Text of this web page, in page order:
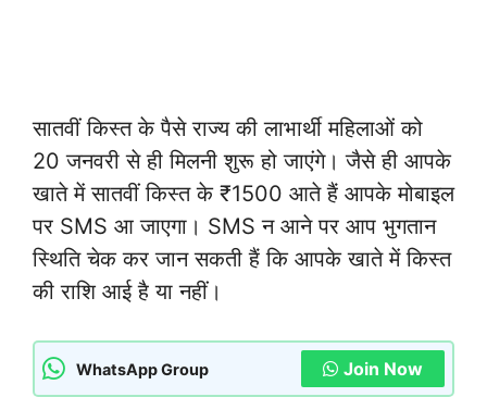
सातवीं किस्त के पैसे राज्य की लाभार्थी महिलाओं को
20 जनवरी से ही मिलनी शुरू हो जाएंगे। जैसे ही आपके
खाते में सातवीं किस्त के ₹1500 आते हैं आपके मोबाइल
पर SMS आ जाएगा। SMS न आने पर आप भुगतान
स्थिति चेक कर जान सकती हैं कि आपके खाते में किस्त
की राशि आई है या नहीं।
WhatsApp Group Join Now